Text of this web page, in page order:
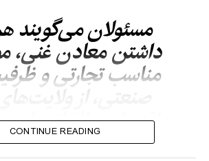
مسئولان می‌گویند
داشتن معادن غنی،
مناسب تجارتی و
صنعتی، از
اقتصادی افغانستان
می‌رود وCONTINUE READING